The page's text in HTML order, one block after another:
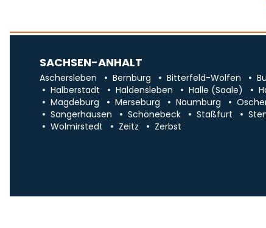
SACHSEN-ANHALT
Aschersleben Bernburg Bitterfeld-Wolfen
Halberstadt
Haldensleben Halle (Saale)
Magdeburg
Merseburg Naumburg
Sangerhausen
Schönebeck Staßfurt
Wolmirstedt
Zeitz Zerbst